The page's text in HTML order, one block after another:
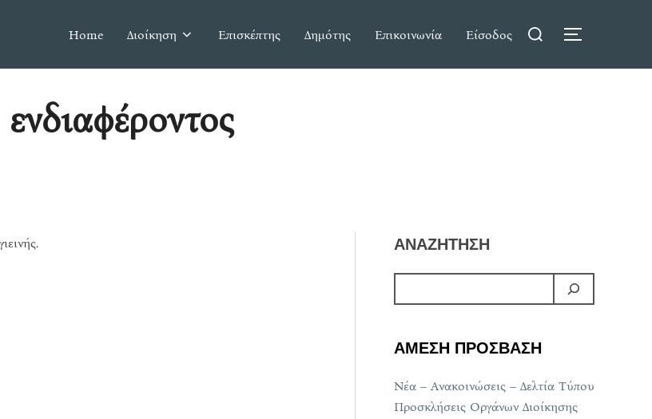
Home Διοίκηση Επισκέπτης Δημότης Επικοινωνία Είσοδος
Search
TOGGLE
ΑΝΑΖΗΤΗΣΗ
ΑΜΕΣΗ ΠΡΟΣΒΑΣΗ
Νέα – Ανακοινώσεις – Δελτία Τύπου
Προσκλήσεις Οργάνων Διοίκησης